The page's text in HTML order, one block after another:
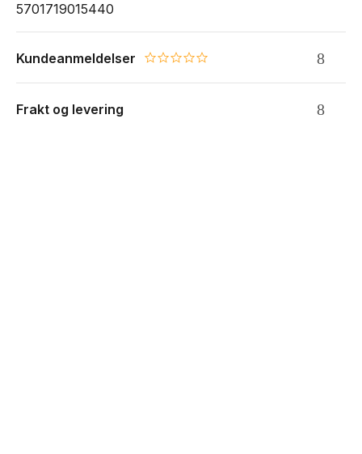
5701719015440
Kundeanmeldelser 0.0 star rating
Frakt og levering